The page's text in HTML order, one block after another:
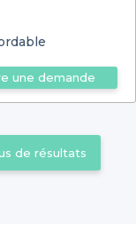
une demande
de résultats